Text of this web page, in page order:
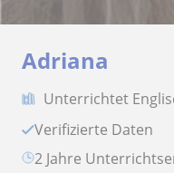
Adriana
Unterrichtet
Verifizierte Daten
2 Jahre